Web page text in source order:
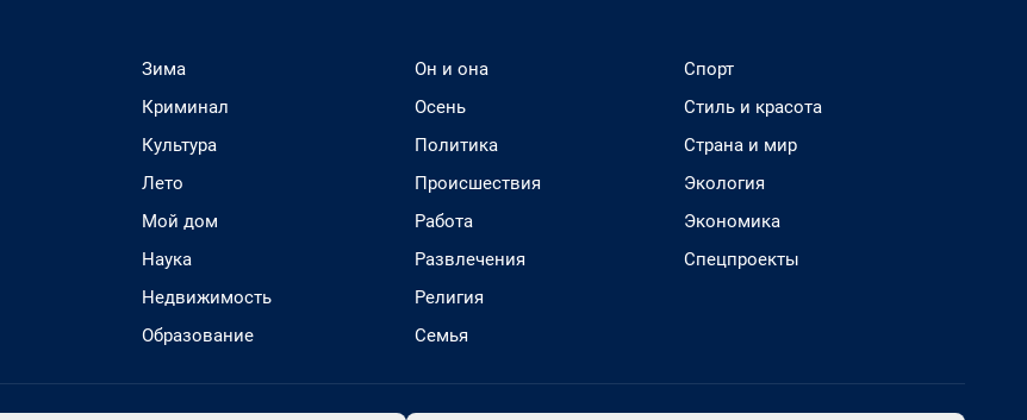
Зима
Криминал
Культура
Лето
Мой дом
Наука
Недвижимость
Образование
Он и она
Осень
Политика
Происшествия
Работа
Развлечения
Религия
Семья
Спорт
Стиль и красота
Страна и мир
Экология
Экономика
Спецпроекты